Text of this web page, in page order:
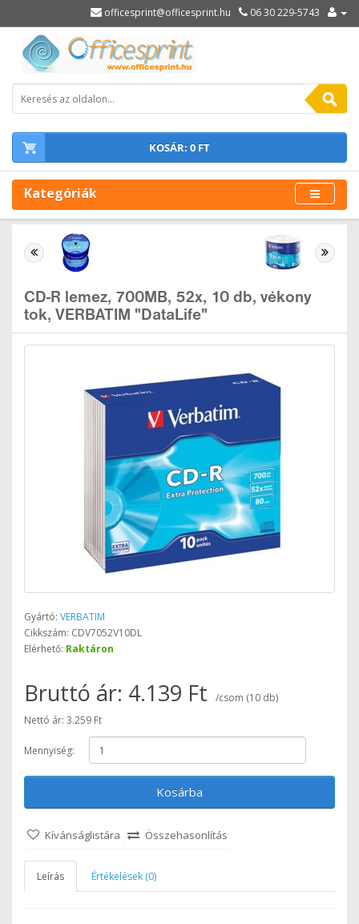
officesprint@officesprint.hu 06 30 229-5743
KOSÁR: 0 FT
Kategóriák
CD-R lemez, 700MB, 52x, 10 db, vékony
tok, VERBATIM "DataLife"
Gyártó: VERBATIM
Cikkszám: CDV7052V10DL
Elérhető: Raktáron
Bruttó ár: 4.139 Ft
/csom (10 db)
Nettó ár: 3.259 Ft
Mennyiség:
Kosárba
Kívánságlistára Összehasonlítás
Leírás Értékelések (0)